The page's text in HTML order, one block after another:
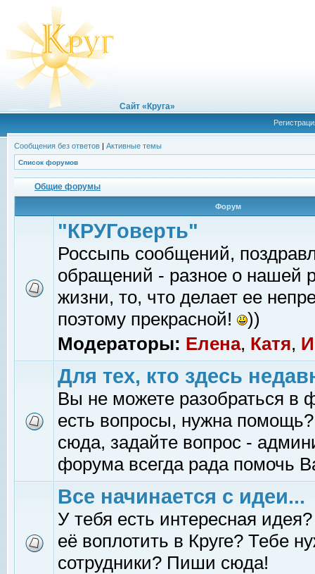
Сайт «Круга»
Сообщения без ответов | Активные темы
Список форумов
Общие форумы
Форум
"КРУГоверть"
Россыпь сообщений,
обращений - разное о нашей
жизни, то, что делает ее
поэтому прекрасной!
))
Модераторы: Елена, Катя,
Для тех, кто здесь
Вы не можете разобраться в
есть вопросы, нужна помощь?
сюда, задайте вопрос -
форума всегда рада помочь
Все начинается с идеи...
У тебя есть интересная
её воплотить в Круге? Тебе
сотрудники? Пиши сюда!